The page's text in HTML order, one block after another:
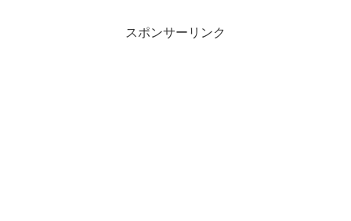
スポンサーリンク